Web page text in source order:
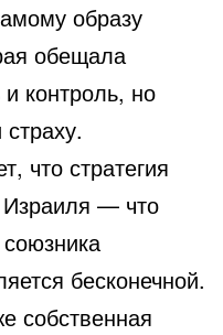
образу
обещала
контроль, но
что стратегия
— что
бесконечной.
собственная